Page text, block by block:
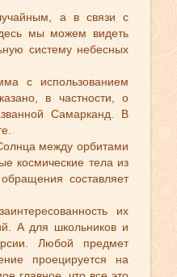
а в связи с
мы можем видеть
систему небесных
с использованием
в частности, о
Самарканд. В
между орбитами
космические тела из
составляет
их
А для школьников и
Любой предмет
проецируется на